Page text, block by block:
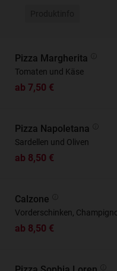
Pizza Margherita
Tomaten und Käse
ab 7,50 €
Pizza Napoletana
Sardellen und Oliven
ab 8,50 €
Calzone
Vorderschinken,
ab 8,50 €